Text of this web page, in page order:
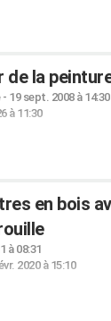
de la
- 19 sept. 2008 à 14:30
à 11:30
en bois
à 08:31
2020 à 15:10